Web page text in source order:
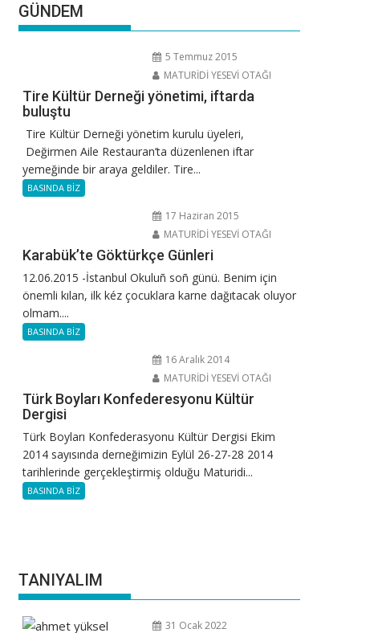
GÜNDEM
5 Temmuz 2015
MATURİDİ YESEVİ OTAĞI
Tire Kültür Derneği yönetimi, iftarda
buluştu
Tire Kültür Derneği yönetim kurulu üyeleri,
Değirmen Aile Restauran’ta düzenlenen iftar
yemeğinde bir araya geldiler. Tire...
BASINDA BİZ
17 Haziran 2015
MATURİDİ YESEVİ OTAĞI
Karabük’te Göktürkçe Günleri
12.06.2015 -İstanbul Okuluñ soñ günü. Benim için
önemli kılan, ilk kéz çocuklara karne dağıtacak oluyor
olmam....
BASINDA BİZ
16 Aralık 2014
MATURİDİ YESEVİ OTAĞI
Türk Boyları Konfederesyonu Kültür
Dergisi
Türk Boyları Konfederasyonu Kültür Dergisi Ekim
2014 sayısında derneğimizin Eylül 26-27-28 2014
tarihlerinde gerçekleştirmiş olduğu Maturidi...
BASINDA BİZ
TANIYALIM
31 Ocak 2022